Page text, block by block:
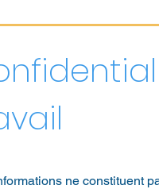
ne constituent